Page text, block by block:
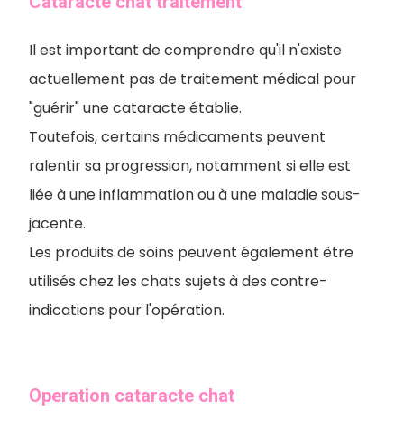
Il est important de comprendre qu'il n'existe
actuellement pas de traitement médical pour
"guérir" une cataracte établie.
Toutefois, certains médicaments peuvent
ralentir sa progression, notamment si elle est
liée à une inflammation ou à une maladie sous-
jacente.
Les produits de soins peuvent également être
utilisés chez les chats sujets à des contre-
indications pour l'opération.
Operation cataracte chat